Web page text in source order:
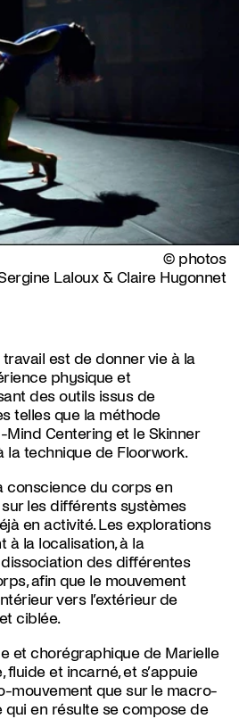
© photos
Laloux & Claire Hugonnet
est de donner vie à la
physique et
des outils issus de
telles que la méthode
Centering et le Skinner
la technique de Floorwork.
conscience du corps en
les différents systèmes
en activité. Les explorations
à la localisation, à la
des différentes
afin que le mouvement
vers l’extérieur de
ciblée.
et chorégraphique de Marielle
fluide et incarné, et s’appuie
mouvement que sur le macro-
qui en résulte se compose de